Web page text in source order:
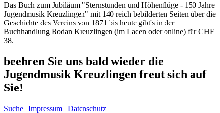
Das Buch zum Jubiläum "Sternstunden und Höhenflüge - 150 Jahre
Jugendmusik Kreuzlingen" mit 140 reich bebilderten Seiten über die
Geschichte des Vereins von 1871 bis heute gibt's in der
Buchhandlung Bodan Kreuzlingen (im Laden oder online) für CHF
38.
beehren Sie uns bald wieder die
Jugendmusik Kreuzlingen freut sich auf
Sie!
Suche | Impressum | Datenschutz